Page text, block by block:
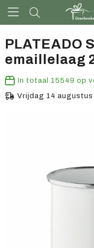
Drinkwaren
Kantoor & schrijven
Zoete cadeaus
PLATEADO
emaillelaag
In totaal 15549 op
Vrijdag 14